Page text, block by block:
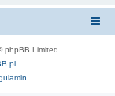
phpBB Limited